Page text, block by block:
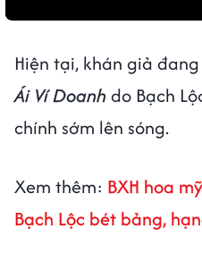
Hiện tại, khán giả
Ái Ví Doanh do Bạch
chính sớm lên sóng.
Xem thêm: BXH hoa
Bạch Lộc bét bảng,